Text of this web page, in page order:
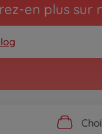
en plus sur